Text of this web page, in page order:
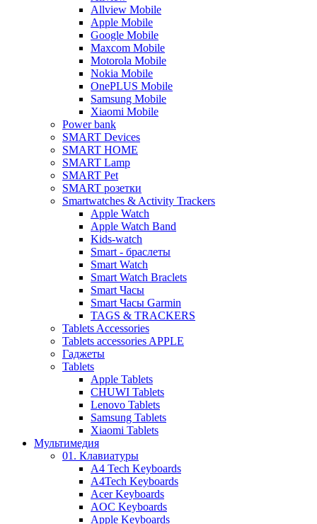
Allview Mobile
Apple Mobile
Google Mobile
Maxcom Mobile
Motorola Mobile
Nokia Mobile
OnePLUS Mobile
Samsung Mobile
Xiaomi Mobile
Power bank
SMART Devices
SMART HOME
SMART Lamp
SMART Pet
SMART розетки
Smartwatches & Activity Trackers
Apple Watch
Apple Watch Band
Kids-watch
Smart - браслеты
Smart Watch
Smart Watch Braclets
Smart Часы
Smart Часы Garmin
TAGS & TRACKERS
Tablets Accessories
Tablets accessories APPLE
Гаджеты
Tablets
Apple Tablets
CHUWI Tablets
Lenovo Tablets
Samsung Tablets
Xiaomi Tablets
Мультимедия
01. Клавиатуры
A4 Tech Keyboards
A4Tech Keyboards
Acer Keyboards
AOC Keyboards
Apple Keyboards